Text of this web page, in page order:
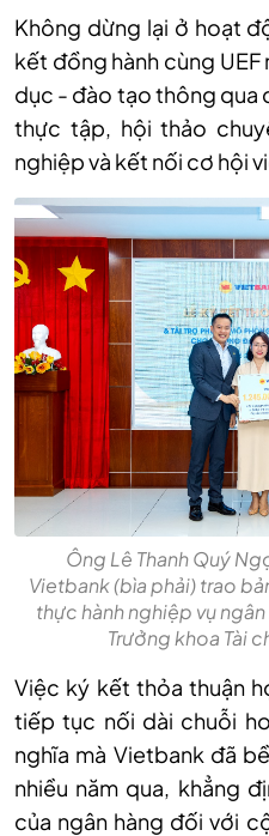
Không dừng lại ở hoạt
kết đồng hành cùng
dục - đào tạo thông qua
thực tập, hội thảo
nghiệp và kết nối cơ hội
Ông Lê Thanh Quý
Vietbank (bìa phải) trao
thực hành nghiệp vụ ngân
Trưởng khoa Tài
Việc ký kết thỏa thuận
tiếp tục nối dài chuỗi
nghĩa mà Vietbank đã
nhiều năm qua, khẳng
của ngân hàng đối với